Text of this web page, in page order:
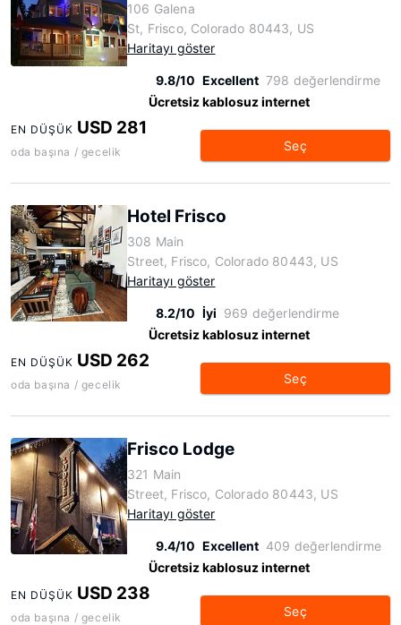
106 Galena
St, Frisco, Colorado 80443, US
Haritayı göster
9.8/10 Excellent 798 değerlendirme
Ücretsiz kablosuz internet
EN DÜŞÜK USD 281
oda başına / gecelik Seç
Hotel Frisco
308 Main
Street, Frisco, Colorado 80443, US
Haritayı göster
8.2/10 İyi 969 değerlendirme
Ücretsiz kablosuz internet
EN DÜŞÜK USD 262
oda başına / gecelik Seç
Frisco Lodge
321 Main
Street, Frisco, Colorado 80443, US
Haritayı göster
9.4/10 Excellent 409 değerlendirme
Ücretsiz kablosuz internet
EN DÜŞÜK USD 238
oda başına / gecelik Seç